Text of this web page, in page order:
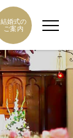
結婚式の
ご案内